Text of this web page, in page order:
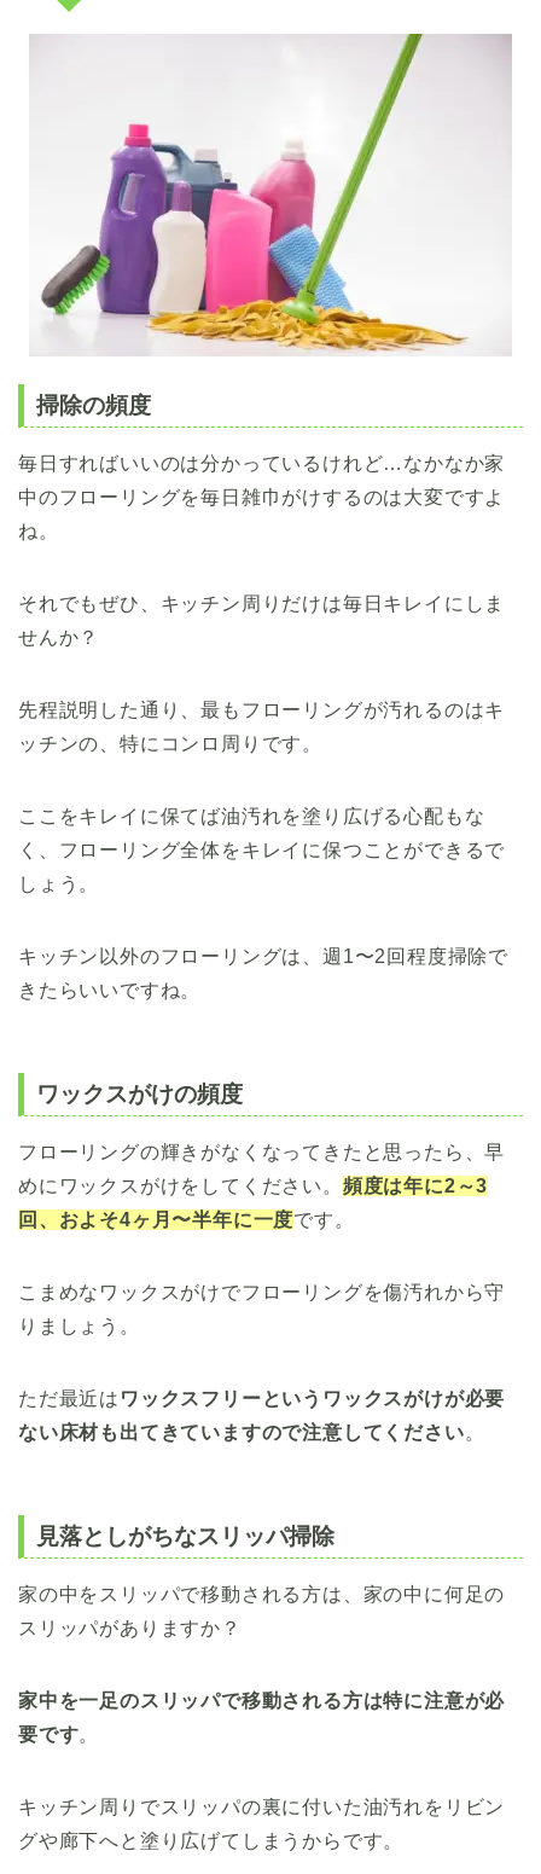
掃除の頻度
毎日すればいいのは分かっているけれど…なかなか家
中のフローリングを毎日雑巾がけするのは大変ですよ
ね。
それでもぜひ、キッチン周りだけは毎日キレイにしま
せんか？
先程説明した通り、最もフローリングが汚れるのはキ
ッチンの、特にコンロ周りです。
ここをキレイに保てば油汚れを塗り広げる心配もな
く、フローリング全体をキレイに保つことができるで
しょう。
キッチン以外のフローリングは、週1〜2回程度掃除で
きたらいいですね。
ワックスがけの頻度
フローリングの輝きがなくなってきたと思ったら、早
めにワックスがけをしてください。 頻度は年に2～3
回、およそ4ヶ月〜半年に一度です。
こまめなワックスがけでフローリングを傷汚れから守
りましょう。
ただ最近は ワックスフリーというワックスがけが必要
ない床材も出てきていますので注意してください。
見落としがちなスリッパ掃除
家の中をスリッパで移動される方は、家の中に何足の
スリッパがありますか？
家中を一足のスリッパで移動される方は特に注意が必
要です。
キッチン周りでスリッパの裏に付いた油汚れをリビン
グや廊下へと塗り広げてしまうからです。